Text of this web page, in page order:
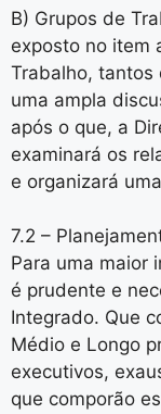
B) Grupos de
exposto no item
Trabalho, tantos
uma ampla
após o que, a
examinará os
e organizará
7.2 –
Para uma maior
é prudente e
Integrado. Que
Médio e Longo
executivos,
que comporão